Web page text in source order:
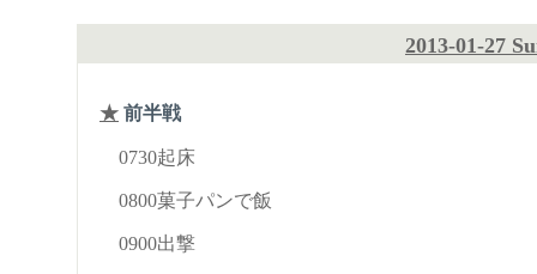
2013-01-27
★ 前半戦
0730起床
0800菓子パンで飯
0900出撃